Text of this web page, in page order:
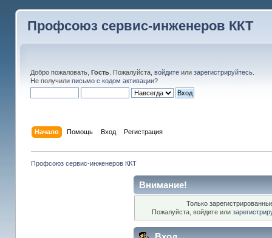
Профсоюз сервис-инженеров ККТ
Добро пожаловать, Гость. Пожалуйста, войдитеили зарегистрируйтесь.
Не получили письмо с кодом активации?
Начало Помощь Вход Регистрация
Профсоюз сервис-инженеров ККТ
Внимание!
Только
Пожалуйста, войдите или